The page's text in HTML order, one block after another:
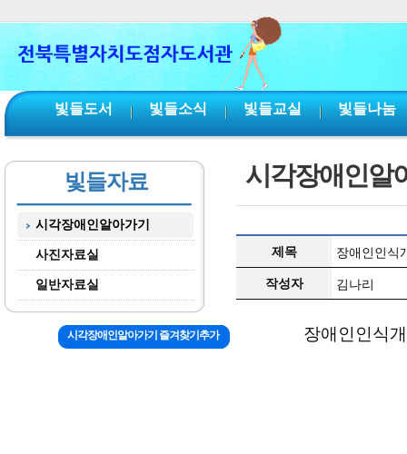
빛들도서 빛들소식 빛들교실 빛들나눔
빛들자료
시각장애인알아가기
사진자료실
일반자료실
시각장애인알
제목 장애인인식
작성자 김나리
장애인인식
시각장애인알아가기 즐겨찾기추가